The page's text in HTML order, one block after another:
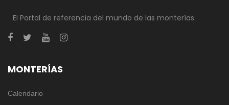
El Portal de referencia del mundo de las monterías.
MONTERÍAS
Calendario